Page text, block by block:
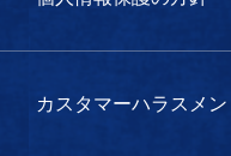
カスタマーハラスメ